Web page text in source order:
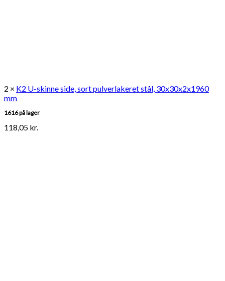
2 × K2 U-skinne side, sort pulverlakeret stål, 30x30x2x1960
mm
1616 på lager
118,05 kr.